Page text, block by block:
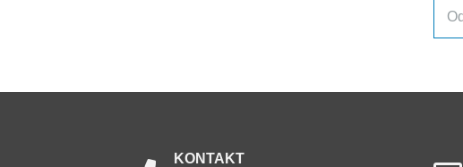
KONTAKT